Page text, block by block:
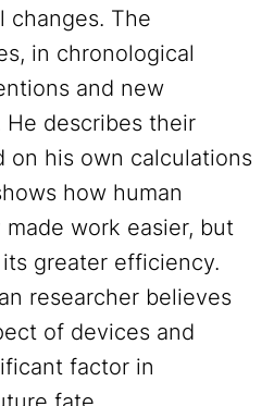
changes. The
in chronological
and new
describes their
on his own calculations
how human
work easier, but
greater efficiency.
researcher believes
of devices and
factor in